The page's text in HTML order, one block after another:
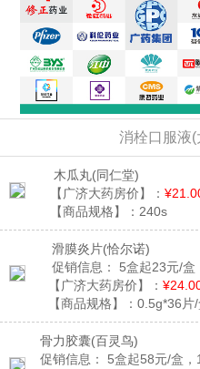
消栓口服液
木瓜丸(同仁堂)
【广济大药房价】：
【商品规格】： 240s
滑膜炎片(恰尔诺)
促销信息：
5盒起23元/盒
【广济大药房价】：
【商品规格】： 0.5g*36片/
骨力胶囊(百灵鸟)
促销信息：
5盒起58元/盒，